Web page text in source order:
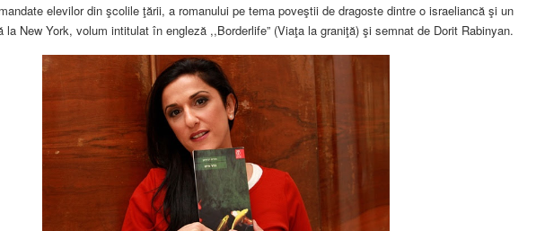
elevilor din şcolile ţării, a romanului pe tema poveştii de dragoste dintre o israeliancă şi un
la New York, volum intitulat în engleză ,,Borderlife” (Viaţa la graniţă) şi semnat de Dorit Rabinyan.